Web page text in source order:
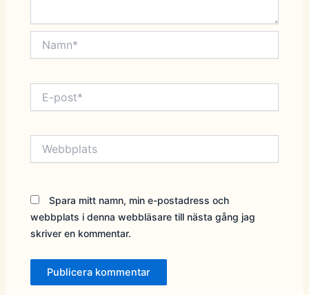
post*
Spara mitt namn, min e-postadress och
webbplats i denna webbläsare till nästa gång jag
skriver en kommentar.